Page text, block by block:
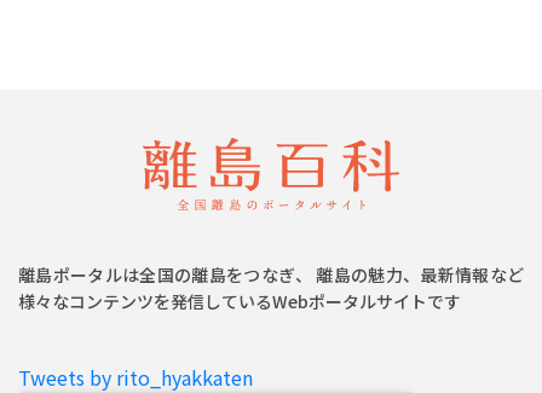
離島ポータルは全国の離島をつなぎ、 離島の魅力、最新情報など
様々なコンテンツを発信しているWebポータルサイトです
Tweets by rito_hyakkaten